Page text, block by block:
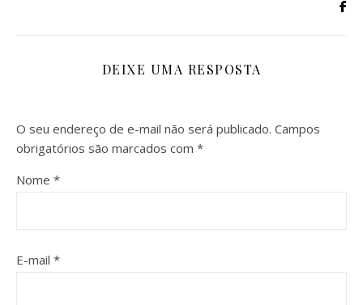
DEIXE UMA RESPOSTA
O seu endereço de e-mail não será publicado. Campos
obrigatórios são marcados com *
Nome *
E-mail *